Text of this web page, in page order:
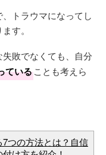
トラウマになってし
す。
敗でなくても、自分
ていることも考えら
つの方法とは？自信